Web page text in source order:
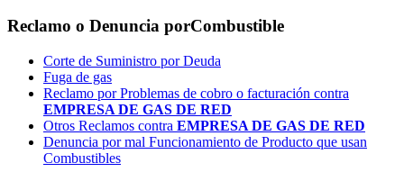
Reclamo o Denuncia porCombustible
Corte de Suministro por Deuda
Fuga de gas
Reclamo por Problemas de cobro o facturación contra
EMPRESA DE GAS DE RED
Otros Reclamos contra EMPRESA DE GAS DE RED
Denuncia por mal Funcionamiento de Producto que usan
Combustibles